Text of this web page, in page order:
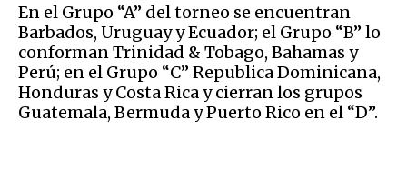
En el Grupo “A” del torneo se encuentran
Barbados, Uruguay y Ecuador; el Grupo “B” lo
conforman Trinidad & Tobago, Bahamas y
Perú; en el Grupo “C” Republica Dominicana,
Honduras y Costa Rica y cierran los grupos
Guatemala, Bermuda y Puerto Rico en el “D”.